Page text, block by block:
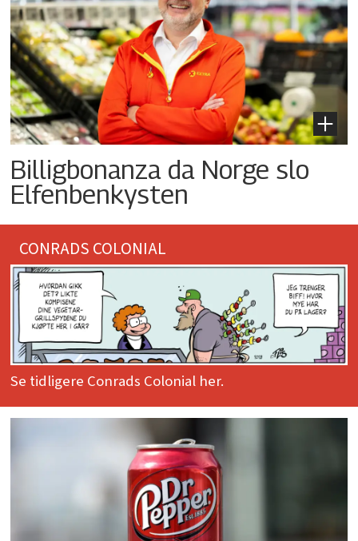
Billigbonanza da Norge slo
Elfenbenkysten
CONRADS COLONIAL
Se tidligere Conrads Colonial her.